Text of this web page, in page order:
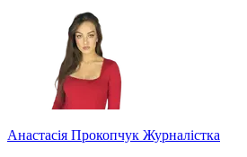
Анастасія Прокопчук Журналістка